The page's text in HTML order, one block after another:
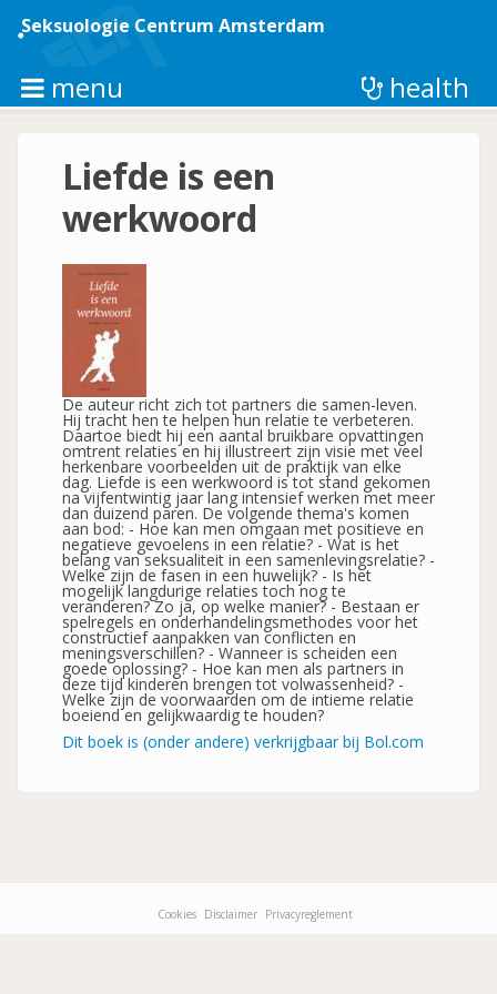
naar
gaan
Seksuologie Centrum Amsterdam
menu health
Liefde is een
werkwoord
De auteur richt zich tot partners die samen-leven.
Hij tracht hen te helpen hun relatie te verbeteren.
Daartoe biedt hij een aantal bruikbare opvattingen
omtrent relaties en hij illustreert zijn visie met veel
herkenbare voorbeelden uit de praktijk van elke
dag. Liefde is een werkwoord is tot stand gekomen
na vijfentwintig jaar lang intensief werken met meer
dan duizend paren. De volgende thema's komen
aan bod: - Hoe kan men omgaan met positieve en
negatieve gevoelens in een relatie? - Wat is het
belang van seksualiteit in een samenlevingsrelatie? -
Welke zijn de fasen in een huwelijk? - Is het
mogelijk langdurige relaties toch nog te
veranderen? Zo ja, op welke manier? - Bestaan er
spelregels en onderhandelingsmethodes voor het
constructief aanpakken van conflicten en
meningsverschillen? - Wanneer is scheiden een
goede oplossing? - Hoe kan men als partners in
deze tijd kinderen brengen tot volwassenheid? -
Welke zijn de voorwaarden om de intieme relatie
boeiend en gelijkwaardig te houden?
Dit boek is (onder andere) verkrijgbaar bij Bol.com
Cookies Disclaimer Privacyreglement